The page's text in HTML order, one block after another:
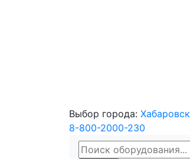
Выбор города: Хабаровск
8-800-2000-230